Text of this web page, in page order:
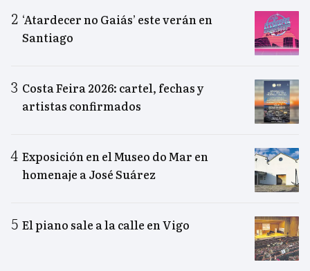
‘Atardecer no Gaiás’ este verán en
Santiago
Costa Feira 2026: cartel, fechas y
artistas confirmados
Exposición en el Museo do Mar en
homenaje a José Suárez
El piano sale a la calle en Vigo